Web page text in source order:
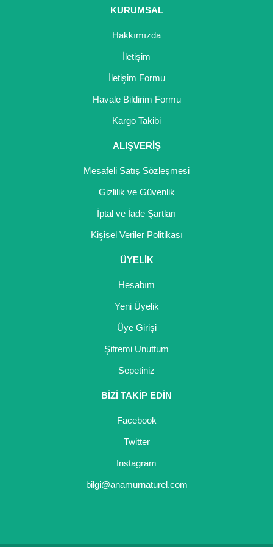
Bu ürüne benzer farklı alternatifler olmalı.
Gönder
KURUMSAL
Hakkımızda
İletişim
İletişim Formu
Havale Bildirim Formu
Kargo Takibi
ALIŞVERİŞ
Mesafeli Satış Sözleşmesi
Gizlilik ve Güvenlik
İptal ve İade Şartları
Kişisel Veriler Politikası
ÜYELİK
Hesabım
Yeni Üyelik
Üye Girişi
Şifremi Unuttum
Sepetiniz
BİZİ TAKİP EDİN
Facebook
Twitter
Instagram
bilgi@anamurnaturel.com